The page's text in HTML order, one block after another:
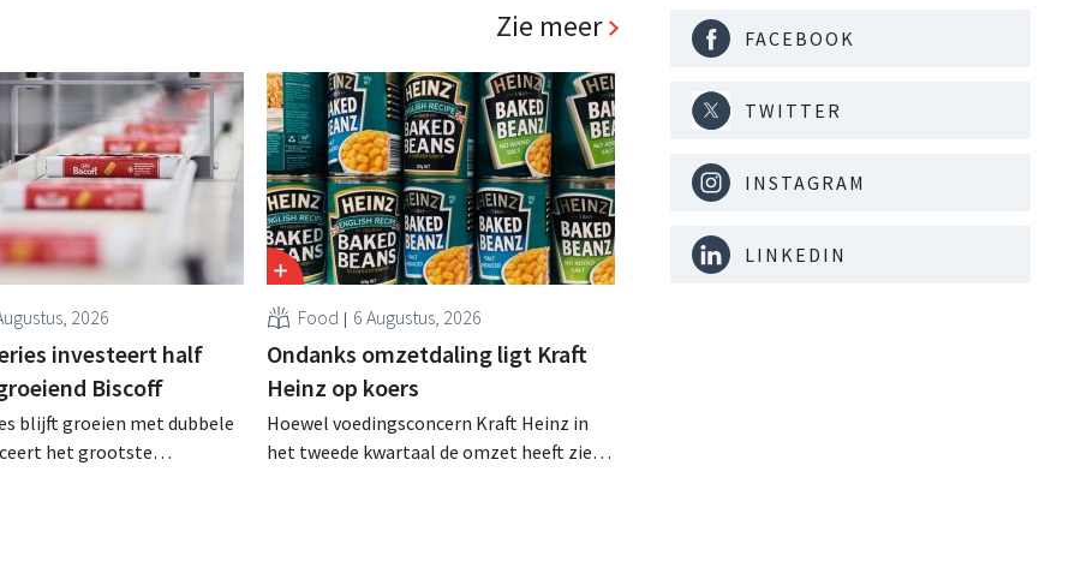
die bestemming voor sommige panden
Zie meer
2026
investeert half
Biscoff
blijft groeien met dubbele
het grootste
Food 6 Augustus, 2026
Ondanks omzetdaling ligt Kraft
Heinz op koers
Hoewel voedingsconcern Kraft Heinz in
het tweede kwartaal de omzet heeft zien
FACEBOOK
TWITTER
INSTAGRAM
LINKEDIN